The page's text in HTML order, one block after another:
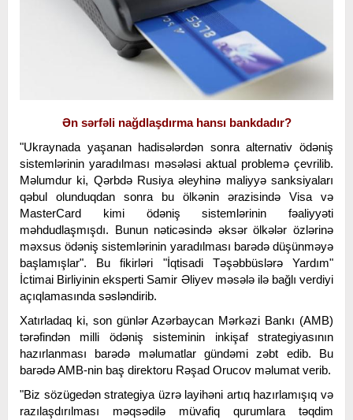
Ən sərfəli nağdlaşdırma hansı bankdadır?
"Ukraynada yaşanan hadisələrdən sonra alternativ ödəniş
sistemlərinin yaradılması məsələsi aktual problemə çevrilib.
Məlumdur ki, Qərbdə Rusiya əleyhinə maliyyə sanksiyaları
qəbul olunduqdan sonra bu ölkənin ərazisində Visa və
MasterCard kimi ödəniş sistemlərinin fəaliyyəti
məhdudlaşmışdı. Bunun nəticəsində əksər ölkələr özlərinə
məxsus ödəniş sistemlərinin yaradılması barədə düşünməyə
başlamışlar". Bu fikirləri "İqtisadi Təşəbbüslərə Yardım"
İctimai Birliyinin eksperti Samir Əliyev məsələ ilə bağlı verdiyi
açıqlamasında səsləndirib.
Xatırladaq ki, son günlər Azərbaycan Mərkəzi Bankı (AMB)
tərəfindən milli ödəniş sisteminin inkişaf strategiyasının
hazırlanması barədə məlumatlar gündəmi zəbt edib. Bu
barədə AMB-nin baş direktoru Rəşad Orucov məlumat verib.
"Biz sözügedən strategiya üzrə layihəni artıq hazırlamışıq və
razılaşdırılması məqsədilə müvafiq qurumlara təqdim